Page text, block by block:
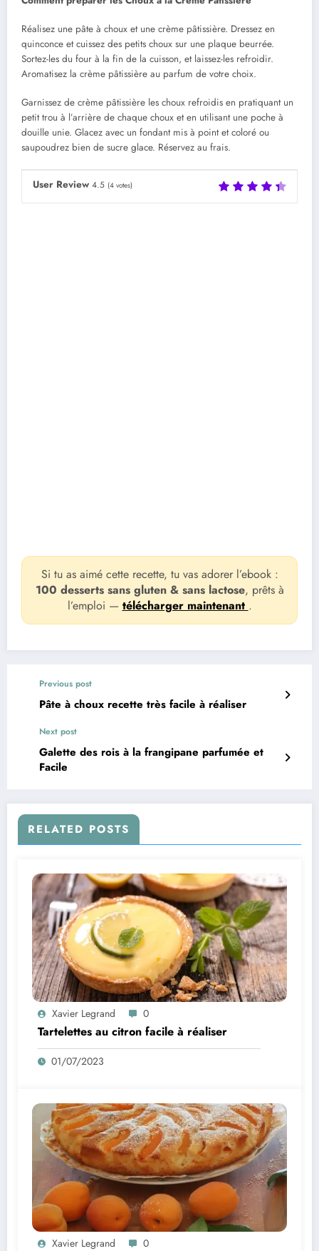
Réalisez une pâte à choux et une crème pâtissière. Dressez en
quinconce et cuissez des petits choux sur une plaque beurrée.
Sortez-les du four à la fin de la cuisson, et laissez-les refroidir.
Aromatisez la crème pâtissière au parfum de votre choix.
Garnissez de crème pâtissière les choux refroidis en pratiquant un
petit trou à l’arrière de chaque choux et en utilisant une poche à
douille unie. Glacez avec un fondant mis à point et coloré ou
saupoudrez bien de sucre glace. Réservez au frais.
User Review 4.5 (4 votes)
Si tu as aimé cette recette, tu vas adorer l’ebook :
100 desserts sans gluten & sans lactose, prêts à
l’emploi — télécharger maintenant .
Previous post
Pâte à choux recette très facile à réaliser
Next post
Galette des rois à la frangipane parfumée et
Facile
RELATED POSTS
Xavier Legrand 0
Tartelettes au citron facile à réaliser
01/07/2023
Xavier Legrand 0